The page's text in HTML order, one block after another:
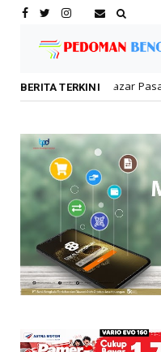
BERITA TERKINI
Pasar Murah di Kantor